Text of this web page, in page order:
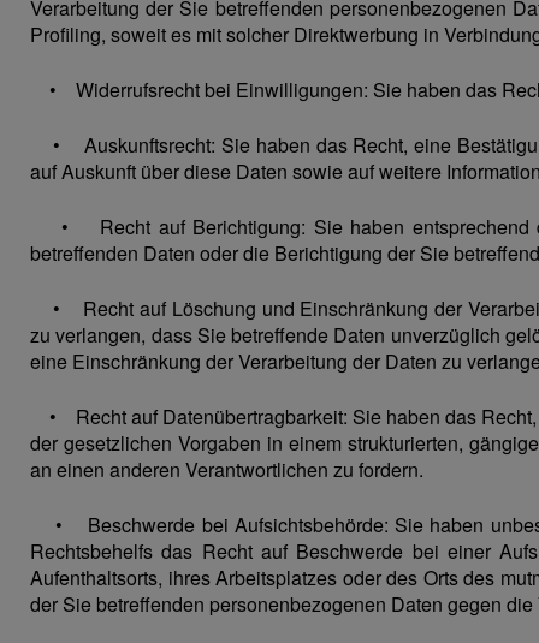
Verarbeitung der Sie betreffenden personenbezogenen
Profiling, soweit es mit solcher Direktwerbung in
• Widerrufsrecht bei Einwilligungen: Sie haben das
• Auskunftsrecht: Sie haben das Recht, eine
auf Auskunft über diese Daten sowie auf weitere
• Recht auf Berichtigung: Sie haben entsprechend
betreffenden Daten oder die Berichtigung der Sie
• Recht auf Löschung und Einschränkung der
zu verlangen, dass Sie betreffende Daten unverzüglich
eine Einschränkung der Verarbeitung der Daten zu
• Recht auf Datenübertragbarkeit: Sie haben das
der gesetzlichen Vorgaben in einem strukturierten,
an einen anderen Verantwortlichen zu fordern.
• Beschwerde bei Aufsichtsbehörde: Sie haben
Rechtsbehelfs das Recht auf Beschwerde bei einer
Aufenthaltsorts, ihres Arbeitsplatzes oder des Orts des
der Sie betreffenden personenbezogenen Daten gegen